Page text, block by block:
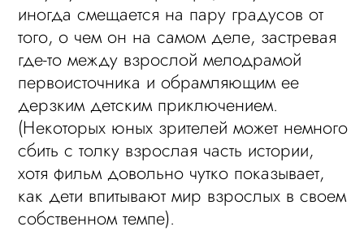
иногда смещается на пару градусов от
того, о чем он на самом деле, застревая
где-то между взрослой мелодрамой
первоисточника и обрамляющим ее
дерзким детским приключением.
(Некоторых юных зрителей может немного
сбить с толку взрослая часть истории,
хотя фильм довольно чутко показывает,
как дети впитывают мир взрослых в своем
собственном темпе).